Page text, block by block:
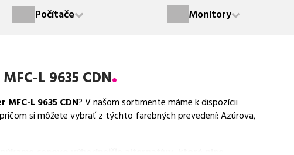
Počítače Monitory
L 9635 CDN
MFC-L 9635 CDN? V našom sortimente máme k dispozícii
si môžete vybrať z týchto farebných prevedení: Azúrova,